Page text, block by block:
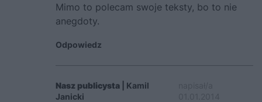
Mimo to polecam swoje teksty, bo to nie
anegdoty.
Odpowiedz
Nasz publicysta | Kamil
Janicki